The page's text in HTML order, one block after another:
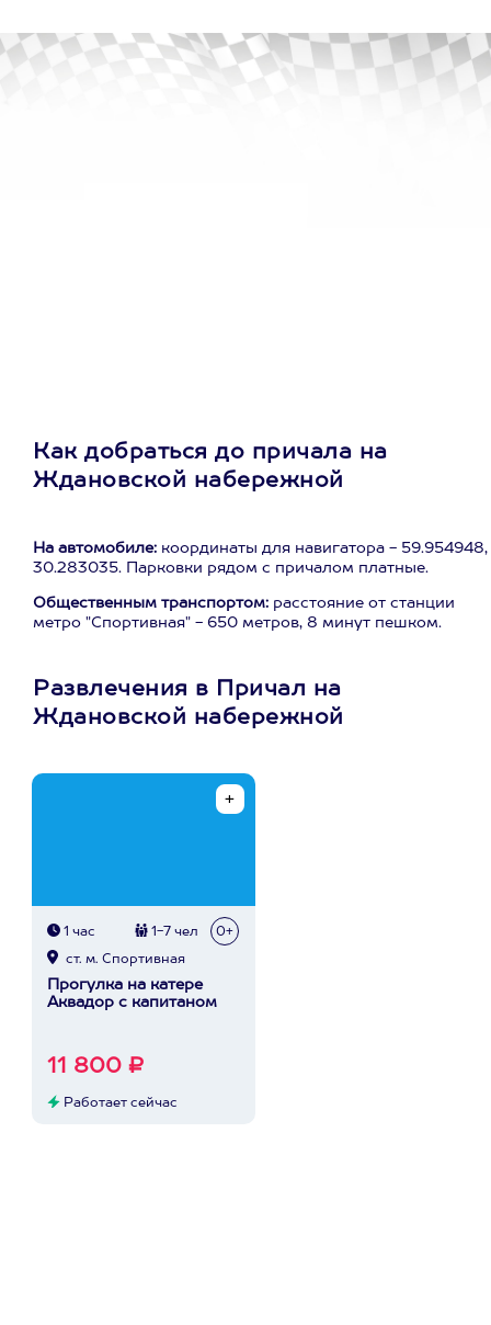
Как добраться до причала на
Ждановской набережной
На автомобиле: координаты для навигатора - 59.954948,
30.283035. Парковки рядом с причалом платные.
Общественным транспортом: расстояние от станции
метро "Спортивная" - 650 метров, 8 минут пешком.
Развлечения в Причал на
Ждановской набережной
1 час 1-7 чел 0+
ст. м. Спортивная
Прогулка на катере
Аквадор с капитаном
11 800 ₽
Работает сейчас